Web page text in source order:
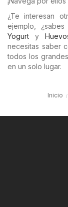
¿Te interesan
ejemplo,
Yogurt y
necesitas saber
todos los
en un solo lugar.
Inicio